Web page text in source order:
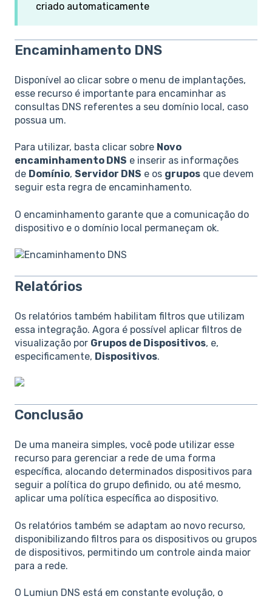
criado automaticamente
Encaminhamento DNS
Disponível ao clicar sobre o menu de implantações,
esse recurso é importante para encaminhar as
consultas DNS referentes a seu domínio local, caso
possua um.
Para utilizar, basta clicar sobre Novo
encaminhamento DNS e inserir as informações
de Domínio, Servidor DNS e os grupos que devem
seguir esta regra de encaminhamento.
O encaminhamento garante que a comunicação do
dispositivo e o domínio local permaneçam ok.
Relatórios
Os relatórios também habilitam filtros que utilizam
essa integração. Agora é possível aplicar filtros de
visualização por Grupos de Dispositivos, e,
especificamente, Dispositivos.
Conclusão
De uma maneira simples, você pode utilizar esse
recurso para gerenciar a rede de uma forma
específica, alocando determinados dispositivos para
seguir a política do grupo definido, ou até mesmo,
aplicar uma política específica ao dispositivo.
Os relatórios também se adaptam ao novo recurso,
disponibilizando filtros para os dispositivos ou grupos
de dispositivos, permitindo um controle ainda maior
para a rede.
O Lumiun DNS está em constante evolução, o